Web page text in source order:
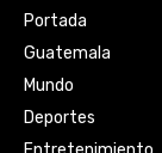
Portada
Guatemala
Mundo
Deportes